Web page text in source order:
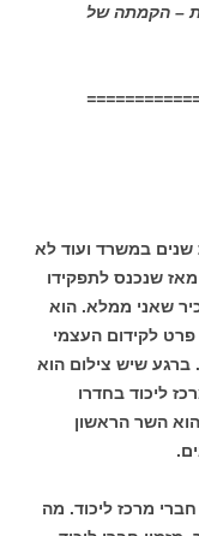
– הקמתה של
במשרד ועוד לא
שנכנס לתפקידו
שאני ממלא. הוא
לקידום העצמי
שיש צילום הוא
ליכוד בחדרו
השר הראשון
מרכז ליכוד. מה